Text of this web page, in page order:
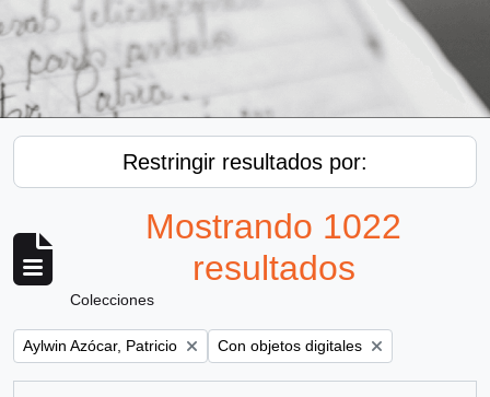
Restringir resultados por:
Mostrando 1022
resultados
Colecciones
Remove filter:
Aylwin Azócar, Patricio Remove filter:
Con objetos digitales